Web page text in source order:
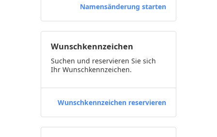
Namensänderung starten
Wunschkennzeichen
Suchen und reservieren Sie sich
Ihr Wunschkennzeichen.
Wunschkennzeichen reservieren